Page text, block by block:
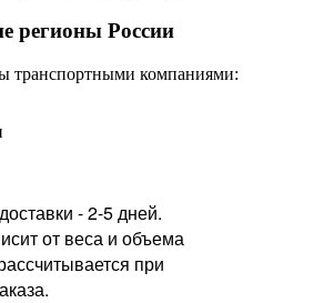
регионы России
транспортными компаниями:
- 2-5 дней.
от веса и объема
при